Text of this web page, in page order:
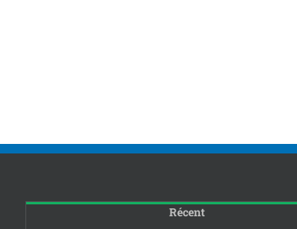
Récent